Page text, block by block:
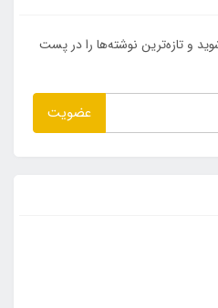
و تازه‌ترین نوشته‌ها را در پست
عضویت